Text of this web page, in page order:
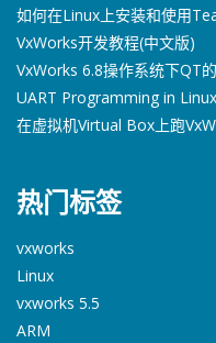
如何在Linux上安装和使用
VxWorks开发教程(中文版)
VxWorks 6.8操作系统下QT
UART Programming in Linux
在虚拟机Virtual Box上跑
热门标签
vxworks
Linux
vxworks 5.5
ARM